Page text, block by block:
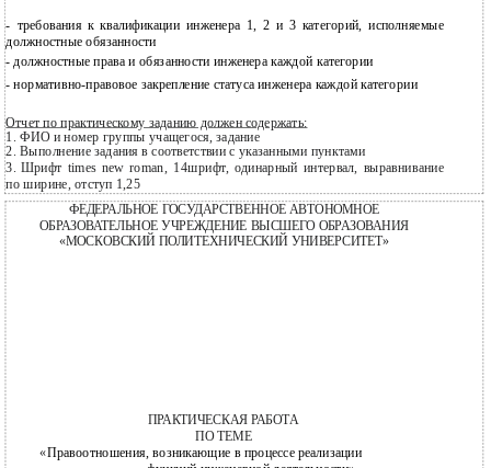
- требования к квалификации инженера 1, 2 и 3 категорий, исполняемые
должностные обязанности
- должностные права и обязанности инженера каждой категории
- нормативно-правовое закрепление статуса инженера каждой категории
Отчет по практическому заданию должен содержать:
1. ФИО и номер группы учащегося, задание
2. Выполнение задания в соответствии с указанными пунктами
3. Шрифт times new roman, 14шрифт, одинарный интервал, выравнивание
по ширине, отступ 1,25
ФЕДЕРАЛЬНОЕ ГОСУДАРСТВЕННОЕ АВТОНОМНОЕ
ОБРАЗОВАТЕЛЬНОЕ УЧРЕЖДЕНИЕ ВЫСШЕГО ОБРАЗОВАНИЯ
«МОСКОВСКИЙ ПОЛИТЕХНИЧЕСКИЙ УНИВЕРСИТЕТ»
ПРАКТИЧЕСКАЯ РАБОТА
ПО ТЕМЕ
«Правоотношения, возникающие в процессе реализации